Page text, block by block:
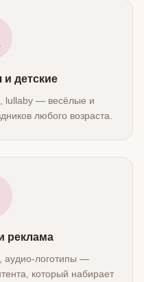
детские
lullaby — весёлые и
любого возраста.
реклама
аудио‑логотипы —
который набирает